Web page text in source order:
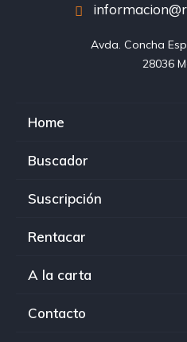
Avda. Concha
28036
Home
Buscador
Suscripción
Rentacar
A la carta
Contacto